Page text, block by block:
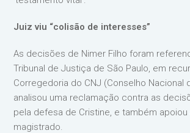
Juiz viu “colisão de interesses”
As decisões de Nimer Filho foram
Tribunal de Justiça de São Paulo, em
Corregedoria do CNJ (Conselho Nacional
analisou uma reclamação contra as
pela defesa de Cristine, e também
magistrado.